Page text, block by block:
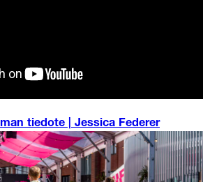
tiedote | Jessica Federer